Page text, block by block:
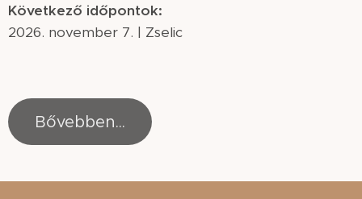
Következő időpontok:
2026. november 7. | Zselic
Bővebben...